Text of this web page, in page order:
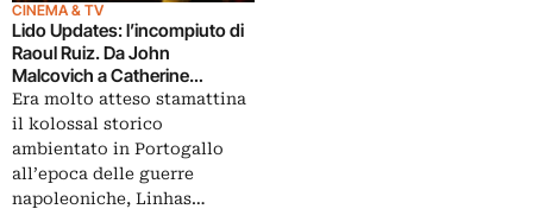
CINEMA & TV
Lido Updates: l’incompiuto di
Raoul Ruiz. Da John
Malcovich a Catherine
Deneuve, non basta un cast
da capogiro a fare grande
Linhas de Wellington di Valeria
Sarmiento …
Era molto atteso stamattina
il kolossal storico
ambientato in Portogallo
all’epoca delle guerre
napoleoniche, Linhas…